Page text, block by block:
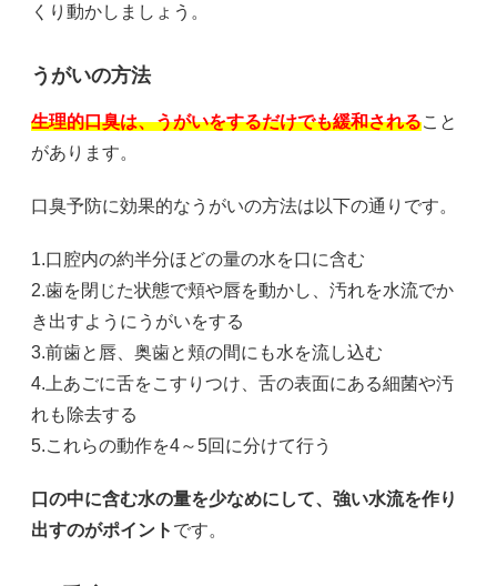
くり動かしましょう。
うがいの方法
生理的口臭は、うがいをするだけでも緩和されること
があります。
口臭予防に効果的なうがいの方法は以下の通りです。
1.口腔内の約半分ほどの量の水を口に含む
2.歯を閉じた状態で頬や唇を動かし、汚れを水流でか
き出すようにうがいをする
3.前歯と唇、奥歯と頬の間にも水を流し込む
4.上あごに舌をこすりつけ、舌の表面にある細菌や汚
れも除去する
5.これらの動作を4～5回に分けて行う
口の中に含む水の量を少なめにして、強い水流を作り
出すのがポイント です。